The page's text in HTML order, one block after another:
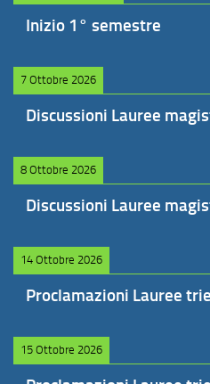
Inizio 1° semestre
7 Ottobre 2026
Discussioni Lauree
8 Ottobre 2026
Discussioni Lauree
14 Ottobre 2026
Proclamazioni Lauree
15 Ottobre 2026